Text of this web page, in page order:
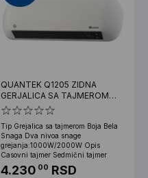
QUANTEK Q1205 ZIDNA
GERJALICA SA TAJMEROM
2000W IP22 ZAŠTITA
Tip Grejalica sa tajmerom Boja Bela
Snaga Dva nivoa snage
grejanja:1000W/2000W Opis
Casovni tajmer Sedmični tajmer
4.230 00 RSD